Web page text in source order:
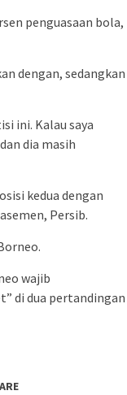
penguasaan bola,
dengan, sedangkan
ini. Kalau saya
dia masih
kedua dengan
Persib.
wajib
di dua pertandingan